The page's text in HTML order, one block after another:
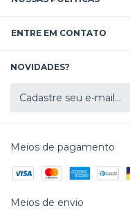
ENTRE EM CONTATO
NOVIDADES?
Meios de pagamento
Meios de envio